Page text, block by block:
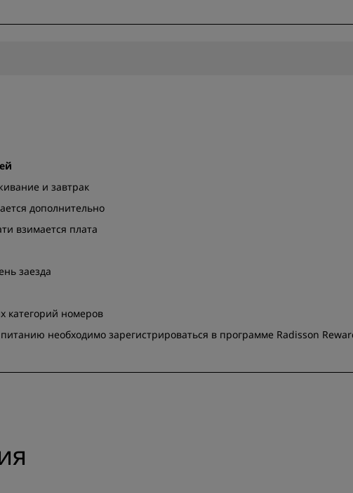
и завтрак
дополнительно
взимается плата
заезда
категорий номеров
необходимо зарегистрироваться в программе Radisson